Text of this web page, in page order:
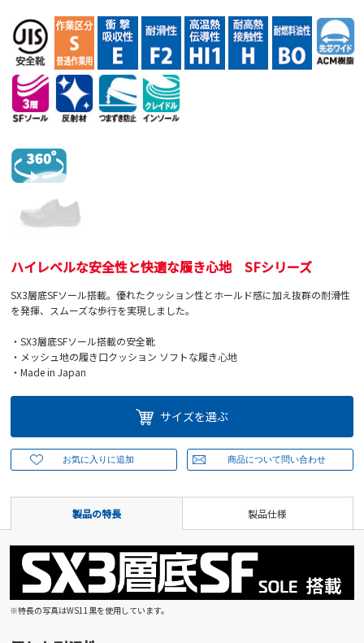
ハイレベルな安全性と快適な履き心地 SFシリーズ
SX3層底SFソール搭載。優れたクッション性とホールド感に加え抜群の耐滑性
を発揮、スムーズな歩行を実現しました。
・SX3層底SFソール搭載の安全靴
・メッシュ地の履き口クッション ソフトな履き心地
・Made in Japan
サイズを選ぶ
製品の特長 製品仕様
※特長の写真はWS11黒を使用しています。